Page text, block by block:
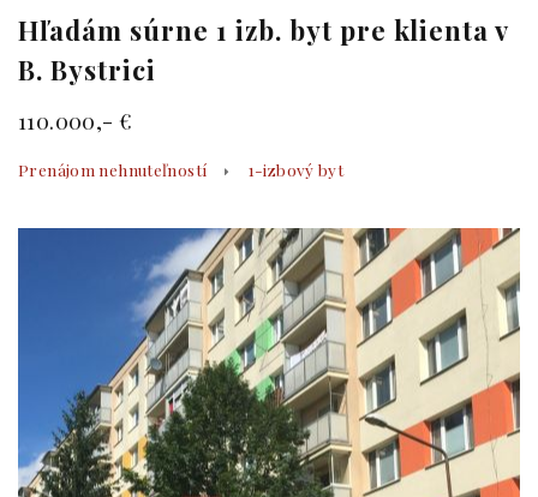
Hľadám súrne 1 izb. byt pre klienta v
B. Bystrici
110.000,- €
Prenájom nehnuteľností 1-izbový byt